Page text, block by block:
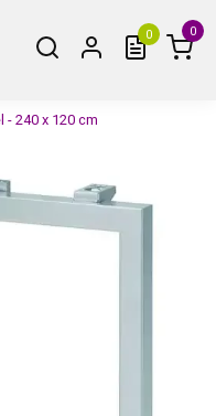
0 0
- 240 x 120 cm